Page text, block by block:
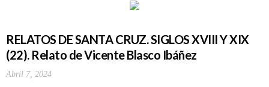
RELATOS DE SANTA CRUZ. SIGLOS XVIII Y XIX
(22). Relato de Vicente Blasco Ibáñez
Abril 7, 2024